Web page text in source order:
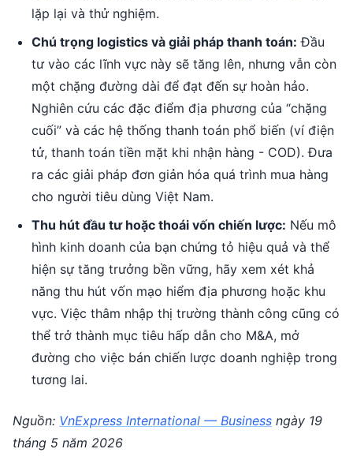
lặp lại và thử nghiệm.
Chú trọng logistics và giải pháp thanh toán: Đầu
tư vào các lĩnh vực này sẽ tăng lên, nhưng vẫn còn
một chặng đường dài để đạt đến sự hoàn hảo.
Nghiên cứu các đặc điểm địa phương của “chặng
cuối” và các hệ thống thanh toán phổ biến (ví điện
tử, thanh toán tiền mặt khi nhận hàng - COD). Đưa
ra các giải pháp đơn giản hóa quá trình mua hàng
cho người tiêu dùng Việt Nam.
Thu hút đầu tư hoặc thoái vốn chiến lược: Nếu mô
hình kinh doanh của bạn chứng tỏ hiệu quả và thể
hiện sự tăng trưởng bền vững, hãy xem xét khả
năng thu hút vốn mạo hiểm địa phương hoặc khu
vực. Việc thâm nhập thị trường thành công cũng có
thể trở thành mục tiêu hấp dẫn cho M&A, mở
đường cho việc bán chiến lược doanh nghiệp trong
tương lai.
Nguồn: VnExpress International — Business ngày 19
tháng 5 năm 2026